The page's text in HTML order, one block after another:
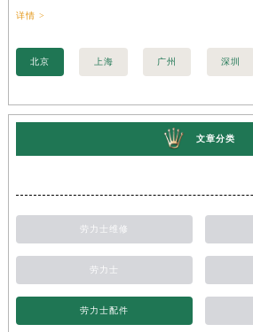
详情 >
北京 上海 广州 深圳
文章分类
劳力士维修
劳力士
劳力士配件